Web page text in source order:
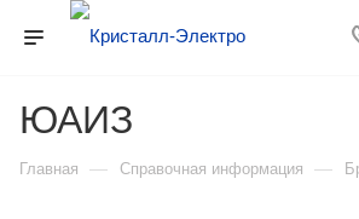
ЮАИЗ
Главная — Справочная информация —